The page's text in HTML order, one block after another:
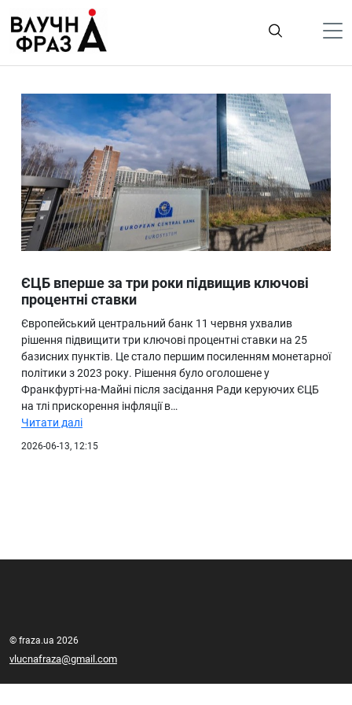
содержимому
Гроші
Життя
Лайфстайл
ТехноНаука
Людина
Ukraine
Про нас
ЄЦБ вперше за три роки підвищив ключові
процентні ставки
Європейський центральний банк 11 червня ухвалив
рішення підвищити три ключові процентні ставки на 25
базисних пунктів. Це стало першим посиленням монетарної
політики з 2023 року. Рішення було оголошене у
Франкфурті-на-Майні після засідання Ради керуючих ЄЦБ
на тлі прискорення інфляції в…
Читати далі
2026-06-13, 12:15
© fraza.ua 2026
vlucnafraza@gmail.com